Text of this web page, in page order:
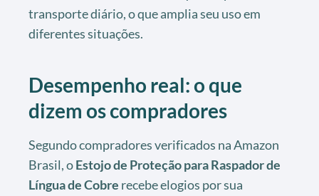
transporte diário, o que amplia seu uso em
diferentes situações.
Desempenho real: o que
dizem os compradores
Segundo compradores verificados na Amazon
Brasil, oEstojo de Proteção para Raspador de
Língua de Cobre recebe elogios por sua